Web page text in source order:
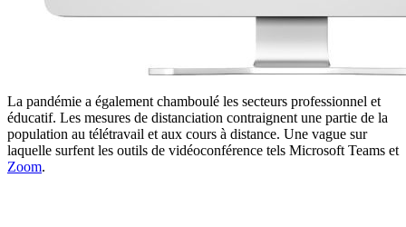
La pandémie a également chamboulé les secteurs professionnel et
éducatif. Les mesures de distanciation contraignent une partie de la
population au télétravail et aux cours à distance. Une vague sur
laquelle surfent les outils de vidéoconférence tels Microsoft Teams et
Zoom.